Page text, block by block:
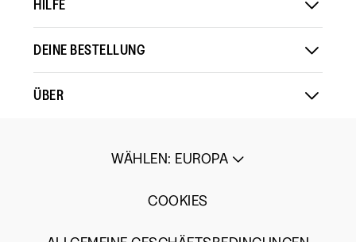
HILFE
DEINE BESTELLUNG
ÜBER
WÄHLEN: EUROPA
COOKIES